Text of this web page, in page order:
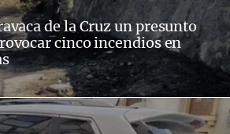
de la Cruz un presunto
cinco incendios en